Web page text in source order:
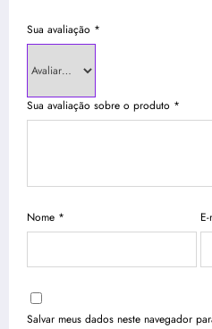
Sua avaliação *
Sua avaliação sobre o produto *
Nome *
Salvar meus dados neste navegador